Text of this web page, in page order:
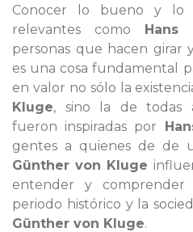
Conocer lo bueno y lo
relevantes como Hans
personas que hacen girar
es una cosa fundamental
en valor no sólo la
Kluge, sino la de todas
fueron inspiradas por
gentes a quienes de de
Günther von Kluge
entender y
periodo histórico y la
Günther von Kluge.